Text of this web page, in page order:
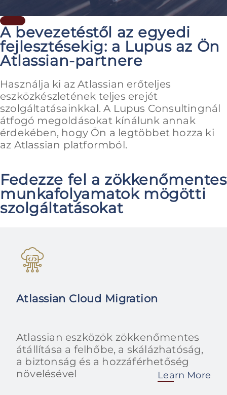
A bevezetéstől az egyedi
fejlesztésekig: a Lupus az Ön
Atlassian-partnere
Használja ki az Atlassian erőteljes
eszközkészletének teljes erejét
szolgáltatásainkkal. A Lupus Consultingnál
átfogó megoldásokat kínálunk annak
érdekében, hogy Ön a legtöbbet hozza ki
az Atlassian platformból.
Fedezze fel a zökkenőmentes
munkafolyamatok mögötti
szolgáltatásokat
Atlassian Cloud Migration
Atlassian eszközök zökkenőmentes
átállítása a felhőbe, a skálázhatóság,
a biztonság és a hozzáférhetőség
növelésével
Learn More